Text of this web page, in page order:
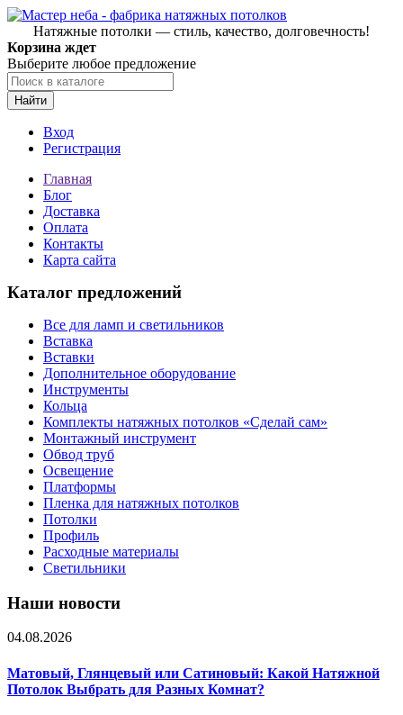
Натяжные потолки — стиль, качество, долговечность!
Корзина ждет
Выберите любое предложение
Найти
Вход
Регистрация
Главная
Блог
Доставка
Оплата
Контакты
Карта сайта
Каталог предложений
Все для ламп и светильников
Вставка
Вставки
Дополнительное оборудование
Инструменты
Кольца
Комплекты натяжных потолков «Сделай сам»
Монтажный инструмент
Обвод труб
Освещение
Платформы
Пленка для натяжных потолков
Потолки
Профиль
Расходные материалы
Светильники
Наши новости
04.08.2026
Матовый, Глянцевый или Сатиновый: Какой Натяжной
Потолок Выбрать для Разных Комнат?